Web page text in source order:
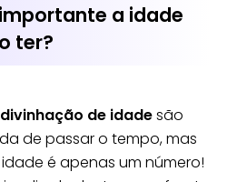
a idade
ter?
de idadesão
de passar o tempo, mas
é apenas um número!